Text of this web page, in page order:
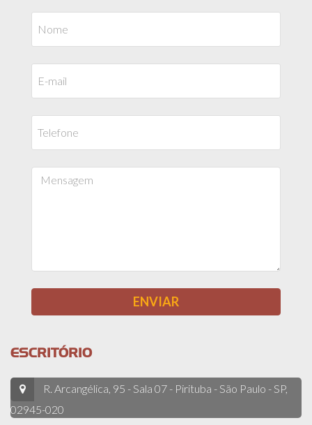
ESCRITÓRIO
R. Arcangélica, 95 - Sala 07 - Pirituba - São Paulo - SP,
02945-020